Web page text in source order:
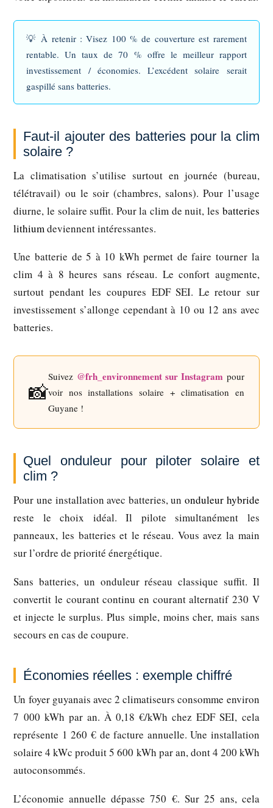
💡 À retenir : Visez 100 % de couverture est rarement
rentable. Un taux de 70 % offre le meilleur rapport
investissement / économies. L’excédent solaire serait
gaspillé sans batteries.
Faut-il ajouter des batteries pour la clim
solaire ?
La climatisation s’utilise surtout en journée (bureau,
télétravail) ou le soir (chambres, salons). Pour l’usage
diurne, le solaire suffit. Pour la clim de nuit, les batteries
lithiumdeviennent intéressantes.
Une batterie de 5 à 10 kWh permet de faire tourner la
clim 4 à 8 heures sans réseau. Le confort augmente,
surtout pendant les coupures EDF SEI. Le retour sur
investissement s’allonge cependant à 10 ou 12 ans avec
batteries.
📸
Suivez @frh_environnement sur Instagram pour
voir nos installations solaire + climatisation en
Guyane !
Quel onduleur pour piloter solaire et
clim ?
Pour une installation avec batteries, unonduleur hybride
reste le choix idéal. Il pilote simultanément les
panneaux, les batteries et le réseau. Vous avez la main
sur l’ordre de priorité énergétique.
Sans batteries, un onduleur réseau classique suffit. Il
convertit le courant continu en courant alternatif 230 V
et injecte le surplus. Plus simple, moins cher, mais sans
secours en cas de coupure.
Économies réelles : exemple chiffré
Un foyer guyanais avec 2 climatiseurs consomme environ
7 000 kWh par an. À 0,18 €/kWh chez EDF SEI, cela
représente 1 260 € de facture annuelle. Une installation
solaire 4 kWc produit 5 600 kWh par an, dont 4 200 kWh
autoconsommés.
L’économie annuelle dépasse 750 €. Sur 25 ans, cela